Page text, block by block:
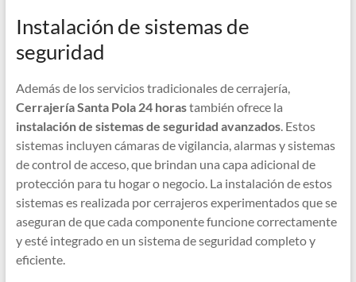
Instalación de sistemas de
seguridad
Además de los servicios tradicionales de cerrajería,
Cerrajería Santa Pola 24 horastambién ofrece la
instalación de sistemas de seguridad avanzados. Estos
sistemas incluyen cámaras de vigilancia, alarmas y sistemas
de control de acceso, que brindan una capa adicional de
protección para tu hogar o negocio. La instalación de estos
sistemas es realizada por cerrajeros experimentados que se
aseguran de que cada componente funcione correctamente
y esté integrado en un sistema de seguridad completo y
eficiente.